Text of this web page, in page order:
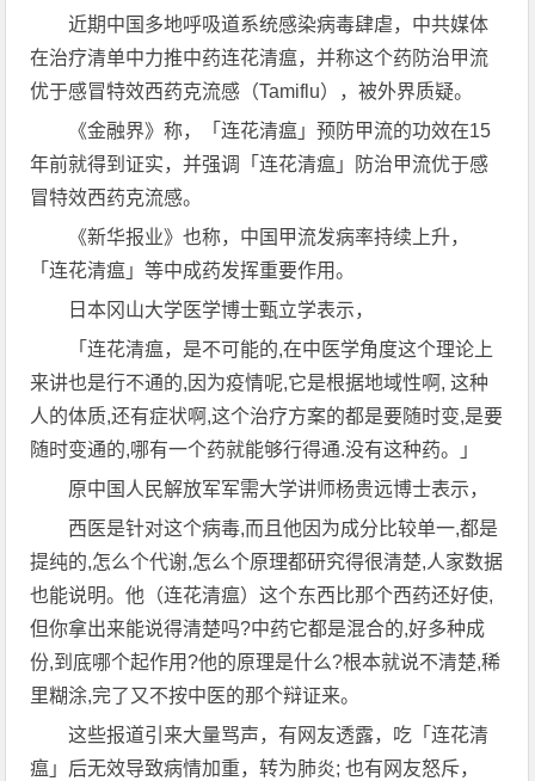
近期中国多地呼吸道系统感染病毒肆虐，中共媒体
在治疗清单中力推中药连花清瘟，并称这个药防治甲流
优于感冒特效西药克流感（Tamiflu），被外界质疑。
《金融界》称，「连花清瘟」预防甲流的功效在15
年前就得到证实，并强调「连花清瘟」防治甲流优于感
冒特效西药克流感。
《新华报业》也称，中国甲流发病率持续上升，
「连花清瘟」等中成药发挥重要作用。
日本冈山大学医学博士甄立学表示，
「连花清瘟，是不可能的,在中医学角度这个理论上
来讲也是行不通的,因为疫情呢,它是根据地域性啊, 这种
人的体质,还有症状啊,这个治疗方案的都是要随时变,是要
随时变通的,哪有一个药就能够行得通.没有这种药。」
原中国人民解放军军需大学讲师杨贵远博士表示，
西医是针对这个病毒,而且他因为成分比较单一,都是
提纯的,怎么个代谢,怎么个原理都研究得很清楚,人家数据
也能说明。他（连花清瘟）这个东西比那个西药还好使,
但你拿出来能说得清楚吗?中药它都是混合的,好多种成
份,到底哪个起作用?他的原理是什么?根本就说不清楚,稀
里糊涂,完了又不按中医的那个辩证来。
这些报道引来大量骂声，有网友透露，吃「连花清
瘟」后无效导致病情加重，转为肺炎; 也有网友怒斥，